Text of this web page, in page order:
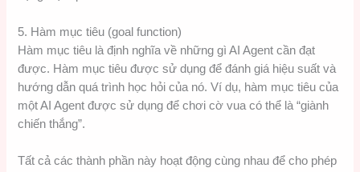
5. Hàm mục tiêu (goal function)
Hàm mục tiêu là định nghĩa về những gì AI Agent cần đạt
được. Hàm mục tiêu được sử dụng để đánh giá hiệu suất và
hướng dẫn quá trình học hỏi của nó. Ví dụ, hàm mục tiêu của
một AI Agent được sử dụng để chơi cờ vua có thể là “giành
chiến thắng”.
Tất cả các thành phần này hoạt động cùng nhau để cho phép